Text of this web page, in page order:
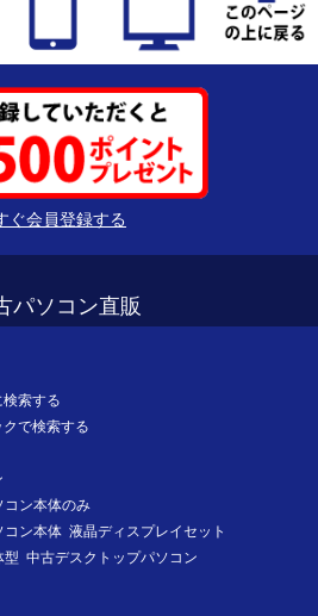
ぐ会員登録する
パソコン直販
索する
で検索する
コン本体のみ
ン本体 液晶ディスプレイセット
中古デスクトップパソコン